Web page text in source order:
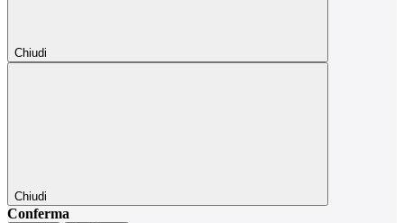
Chiudi
Chiudi
Conferma